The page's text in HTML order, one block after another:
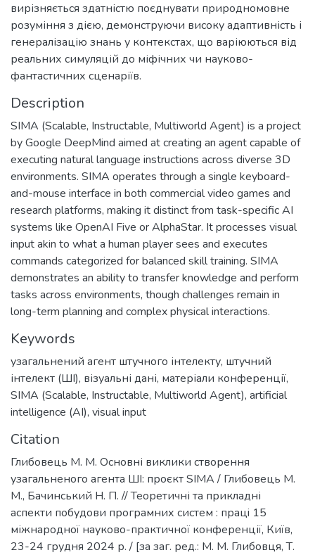
вирізняється здатністю поєднувати природномовне
розуміння з дією, демонструючи високу адаптивність і
генералізацію знань у контекстах, що варіюються від
реальних симуляцій до міфічних чи науково-
фантастичних сценаріїв.
Description
SIMA (Scalable, Instructable, Multiworld Agent) is a project
by Google DeepMind aimed at creating an agent capable of
executing natural language instructions across diverse 3D
environments. SIMA operates through a single keyboard-
and-mouse interface in both commercial video games and
research platforms, making it distinct from task-specific AI
systems like OpenAI Five or AlphaStar. It processes visual
input akin to what a human player sees and executes
commands categorized for balanced skill training. SIMA
demonstrates an ability to transfer knowledge and perform
tasks across environments, though challenges remain in
long-term planning and complex physical interactions.
Keywords
узагальнений агент штучного інтелекту, штучний
інтелект (ШІ), візуальні дані, матеріали конференції,
SIMA (Scalable, Instructable, Multiworld Agent), artificial
intelligence (AI), visual input
Citation
Глибовець М. М. Основні виклики створення
узагальненого агента ШІ: проєкт SIMA / Глибовець М.
М., Бачинський Н. П. // Теоретичні та прикладні
аспекти побудови програмних систем : працi 15
міжнародної науково-практичної конференції, Київ,
23-24 грудня 2024 р. / [за заг. ред.: М. М. Глибовця, Т.